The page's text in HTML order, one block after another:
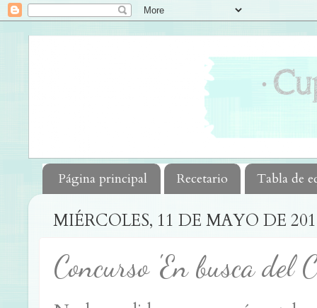
Página principal Recetario Tabla de
MIÉRCOLES, 11 DE MAYO DE
Concurso 'En busca del